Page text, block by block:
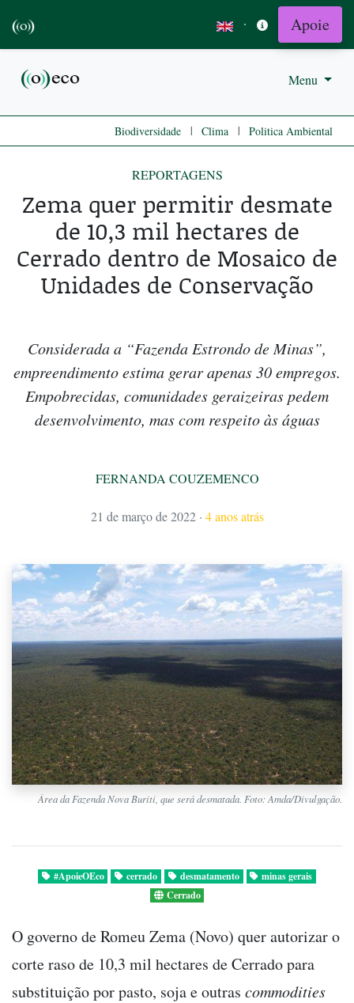
· Apoie
Menu
Biodiversidade | Clima | Politica Ambiental
REPORTAGENS
Zema quer permitir desmate
de 10,3 mil hectares de
Cerrado dentro de Mosaico de
Unidades de Conservação
Considerada a “Fazenda Estrondo de Minas”,
empreendimento estima gerar apenas 30 empregos.
Empobrecidas, comunidades geraizeiras pedem
desenvolvimento, mas com respeito às águas
FERNANDA COUZEMENCO
21 de março de 2022 · 4 anos atrás
Área da Fazenda Nova Buriti, que será desmatada. Foto: Amda/Divulgação.
#ApoieOEco cerrado desmatamento
minas gerais
Cerrado
O governo de Romeu Zema (Novo) quer autorizar o
corte raso de 10,3 mil hectares de Cerrado para
substituição por pasto, soja e outras commodities